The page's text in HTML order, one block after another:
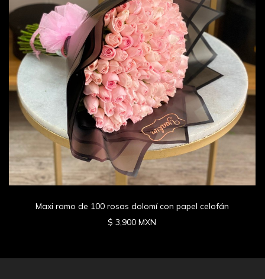
Maxi ramo de 100 rosas dolomí con papel celofán
$ 3,900 MXN